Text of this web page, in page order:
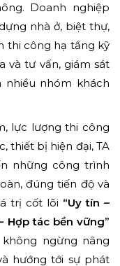
Doanh nghiệp
nhà ở, biệt thự,
thi công hạ tầng kỹ
và tư vấn, giám sát
nhóm khách
lực lượng thi công
thiết bị hiện đại, TA
những công trình
đúng tiến độ và
trị cốt lõi “Uy tín –
Hợp tác bền vững”
ngừng nâng
hướng tới sự phát